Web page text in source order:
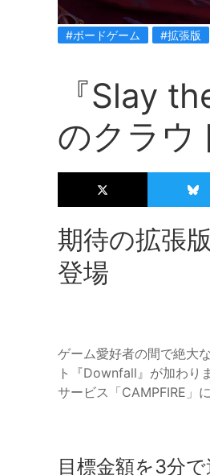
#ボードゲーム #拡張版
『Slay
のクラウ
期待の拡張
登場
ゲーム愛好者の間で絶大
ト『Downfall』が加わり
サービス「CAMPFIRE」
目標金額を3分